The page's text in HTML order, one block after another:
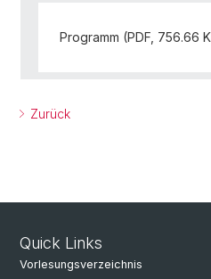
Programm (PDF, 756.66
Zurück
Quick Links
Vorlesungsverzeichnis